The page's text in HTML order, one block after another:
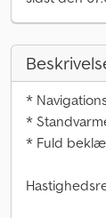
*
*
* Fuld